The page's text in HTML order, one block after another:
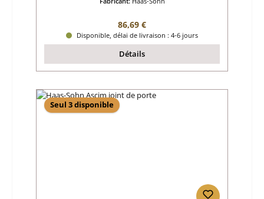
Prix régulier :
86,69 €
Disponible, délai de livraison : 4-6 jours
Détails
Seul 3 disponible